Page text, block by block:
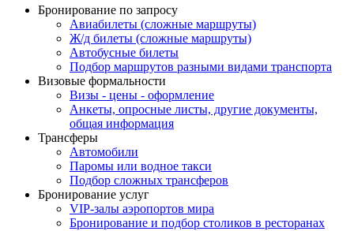
Бронирование по запросу
Авиабилеты (сложные маршруты)
Ж/д билеты (сложные маршруты)
Автобусные билеты
Подбор маршрутов разными видами транспорта
Визовые формальности
Визы - цены - оформление
Анкеты, опросные листы, другие документы,
общая информация
Трансферы
Автомобили
Паромы или водное такси
Подбор сложных трансферов
Бронирование услуг
VIP-залы аэропортов мира
Бронирование и подбор столиков в ресторанах